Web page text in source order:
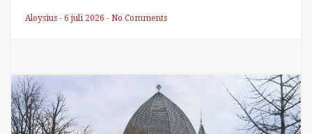
Aloysius - 6 juli 2026 - No Comments